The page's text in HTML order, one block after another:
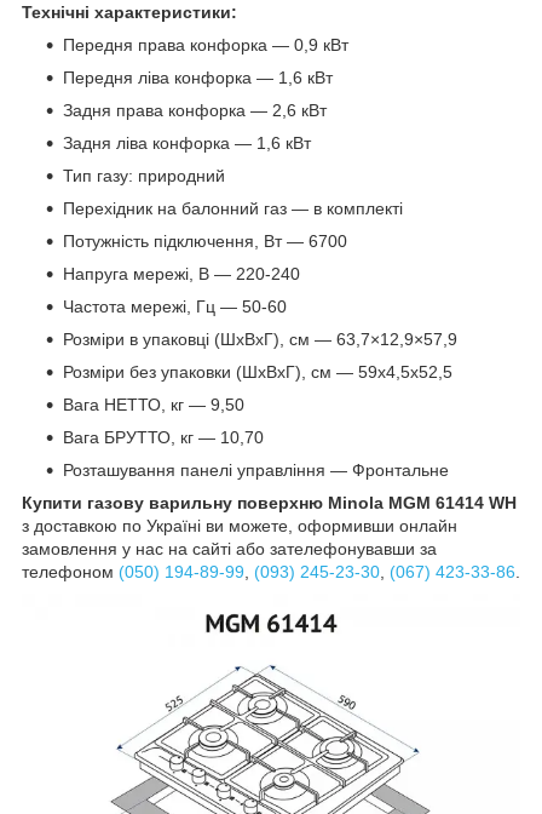
Технічні характеристики:
Передня права конфорка — 0,9 кВт
Передня ліва конфорка — 1,6 кВт
Задня права конфорка — 2,6 кВт
Задня ліва конфорка — 1,6 кВт
Тип газу: природний
Перехідник на балонний газ — в комплекті
Потужність підключення, Вт — 6700
Напруга мережі, В — 220-240
Частота мережі, Гц — 50-60
Розміри в упаковці (ШхВхГ), см — 63,7×12,9×57,9
Розміри без упаковки (ШхВхГ), см — 59х4,5х52,5
Вага НЕТТО, кг — 9,50
Вага БРУТТО, кг — 10,70
Розташування панелі управління — Фронтальне
Купити газову варильну поверхню Minola MGM 61414 WH
з доставкою по Україні ви можете, оформивши онлайн
замовлення у нас на сайті або зателефонувавши за
телефоном (050) 194-89-99 (093) 245-23-30 (067) 423-33-86